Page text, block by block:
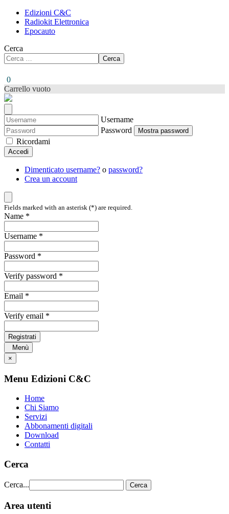
Edizioni C&C
Radiokit Elettronica
Epocauto
Cerca
Cerca
0
Carrello vuoto
Username
Password
Mostra password
Ricordami
Accedi
Dimenticato username? o password?
Crea un account
Fields marked with an asterisk (*) are required.
Name *
Username *
Password *
Verify password *
Email *
Verify email *
Registrati
Menù
×
Menu Edizioni C&C
Home
Chi Siamo
Servizi
Abbonamenti digitali
Download
Contatti
Cerca
Cerca... Cerca
Area utenti